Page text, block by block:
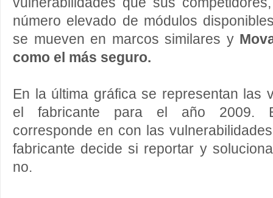
número elevado de módulos
se mueven en marcos similares y
como el más seguro.
En la última gráfica se representan las
el fabricante para el año 2009.
corresponde en con las
fabricante decide si reportar y
no.